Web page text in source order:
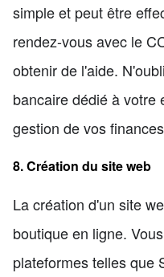
simple et peut être
rendez-vous avec le
obtenir de l'aide.
bancaire dédié à votre
gestion de vos
8. Création du site web
La création d'un site
boutique en ligne.
plateformes telles que